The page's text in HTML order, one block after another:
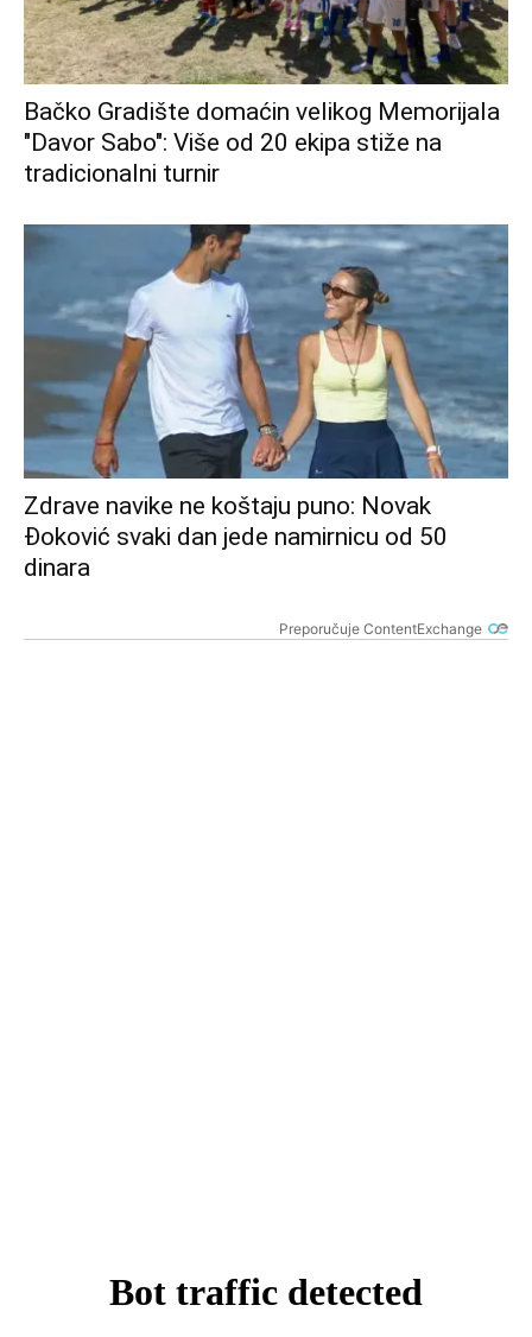
Bačko Gradište domaćin velikog Memorijala
"Davor Sabo": Više od 20 ekipa stiže na
tradicionalni turnir
Zdrave navike ne koštaju puno: Novak
Đoković svaki dan jede namirnicu od 50
dinara
Preporučuje ContentExchange